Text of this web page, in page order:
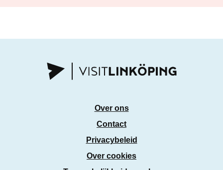
Over ons
Contact
Privacybeleid
Over cookies